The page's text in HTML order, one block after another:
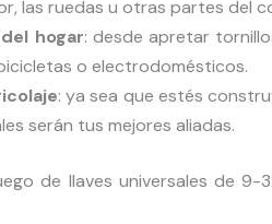
las ruedas u otras partes del
hogar: desde apretar
o electrodomésticos.
: ya sea que estés
serán tus mejores aliadas.
de llaves universales de 9-